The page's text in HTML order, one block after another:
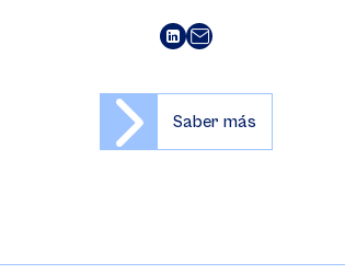
Saber más